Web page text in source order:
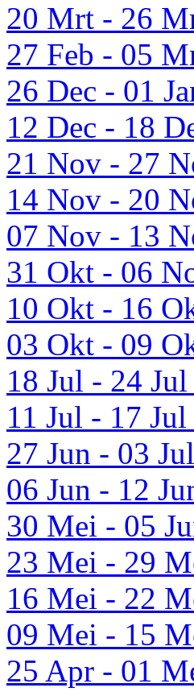
20 Mrt - 26
27 Feb - 05
26 Dec - 01
12 Dec - 18
21 Nov - 27
14 Nov - 20
07 Nov - 13
31 Okt - 06
10 Okt - 16
03 Okt - 09
18 Jul - 24
11 Jul - 17
27 Jun - 03
06 Jun - 12
30 Mei - 05
23 Mei - 29
16 Mei - 22
09 Mei - 15
25 Apr - 01